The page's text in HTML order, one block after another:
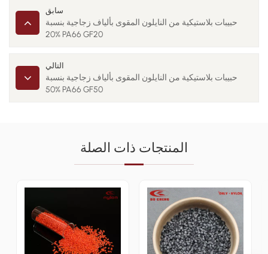
سابق
حبيبات بلاستيكية من النايلون المقوى بألياف زجاجية بنسبة
20% PA66 GF20
التالي
حبيبات بلاستيكية من النايلون المقوى بألياف زجاجية بنسبة
50% PA66 GF50
المنتجات ذات الصلة